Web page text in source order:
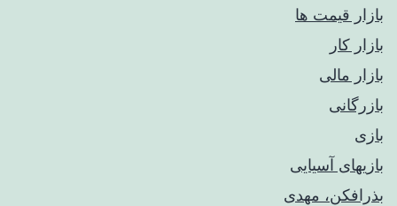
بازار قیمت ها
بازار کار
بازار مالی
بازرگانی
بازی
بازیهای آسیایی
بذرافکن، مهدی